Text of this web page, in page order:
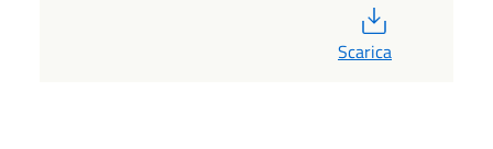
Scarica